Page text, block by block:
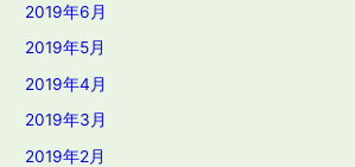
2019年6月
2019年5月
2019年4月
2019年3月
2019年2月